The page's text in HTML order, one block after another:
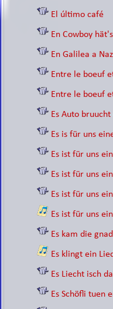
El último café
En Cowboy
En Galilea a
Entre le boeuf
Entre le boeuf
Es Auto bruucht
Es is für uns
Es ist für uns
Es ist für uns
Es ist für uns
Es ist für uns
Es kam die
Es klingt ein
Es Liecht isch da
Es Schöfli tuen